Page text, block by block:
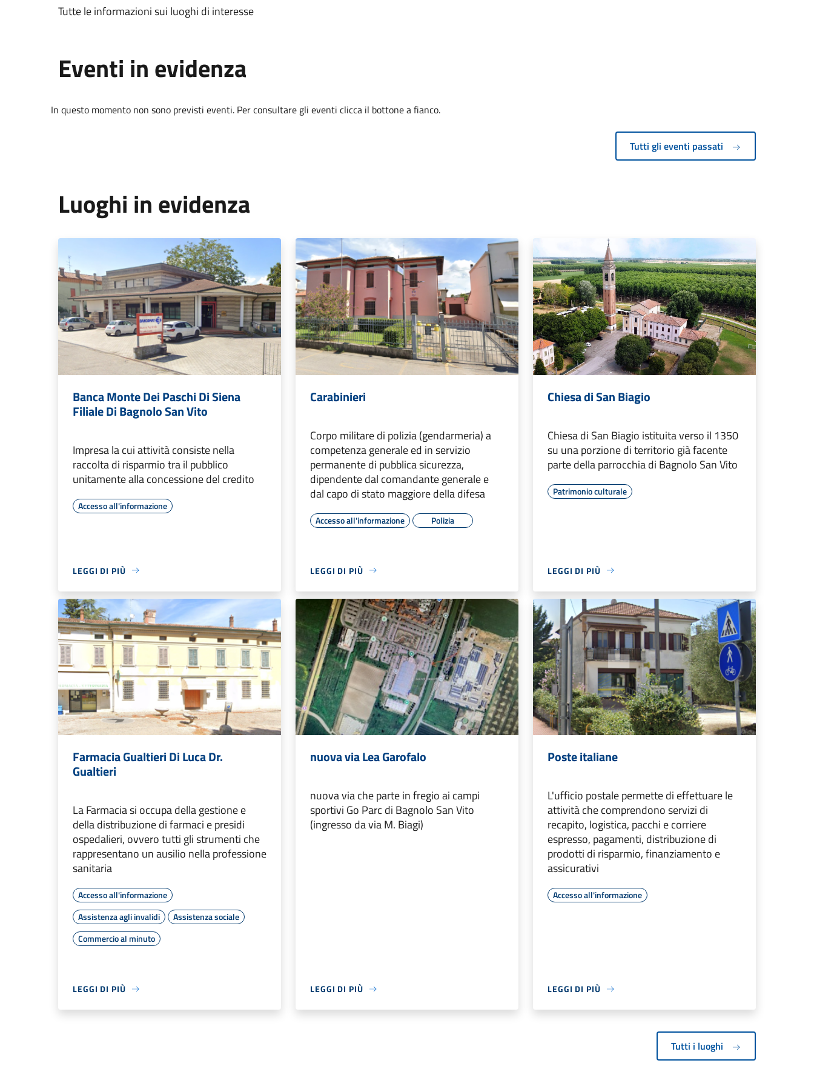
Tutte le informazioni sui luoghi di interesse
Eventi in evidenza
In questo momento non sono previsti eventi. Per consultare gli eventi clicca il bottone a fianco.
Tutti gli eventi passati
Luoghi in evidenza
Banca Monte Dei Paschi Di Siena
Filiale Di Bagnolo San Vito
Impresa la cui attività consiste nella
raccolta di risparmio tra il pubblico
unitamente alla concessione del credito
Accesso all'informazione
LEGGI DI PIÙ
Carabinieri
Corpo militare di polizia (gendarmeria) a
competenza generale ed in servizio
permanente di pubblica sicurezza,
dipendente dal comandante generale e
dal capo di stato maggiore della difesa
Accesso all'informazione Polizia
LEGGI DI PIÙ
Chiesa di San Biagio
Chiesa di San Biagio istituita verso il 1350
su una porzione di territorio già facente
parte della parrocchia di Bagnolo San Vito
Patrimonio culturale
LEGGI DI PIÙ
Farmacia Gualtieri Di Luca Dr.
Gualtieri
La Farmacia si occupa della gestione e
della distribuzione di farmaci e presidi
ospedalieri, ovvero tutti gli strumenti che
rappresentano un ausilio nella professione
sanitaria
Accesso all'informazione
Assistenza agli invalidi
Assistenza sociale
Commercio al minuto
LEGGI DI PIÙ
nuova via Lea Garofalo
nuova via che parte in fregio ai campi
sportivi Go Parc di Bagnolo San Vito
(ingresso da via M. Biagi)
LEGGI DI PIÙ
Poste italiane
L'ufficio postale permette di effettuare le
attività che comprendono servizi di
recapito, logistica, pacchi e corriere
espresso, pagamenti, distribuzione di
prodotti di risparmio, finanziamento e
assicurativi
Accesso all'informazione
LEGGI DI PIÙ
Tutti i luoghi